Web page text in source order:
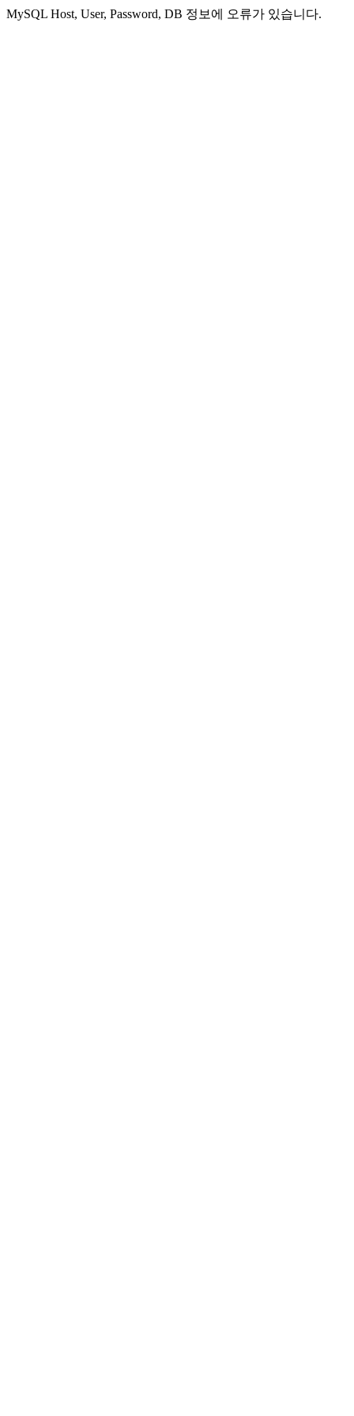
MySQL Host, User, Password, DB 정보에 오류가 있습니다.